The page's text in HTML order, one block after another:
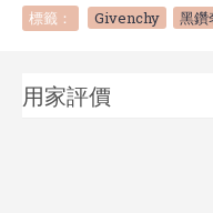
標籤： Givenchy 黑鑽
用家評價